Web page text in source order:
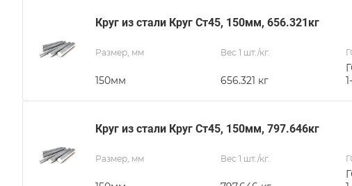
Круг из стали Круг Ст45, 150мм, 656.321кг
Размер, мм
150мм
Вес 1 шт./кг.
656.321 кг
Круг из стали Круг Ст45, 150мм, 797.646кг
Размер, мм Вес 1 шт./кг.